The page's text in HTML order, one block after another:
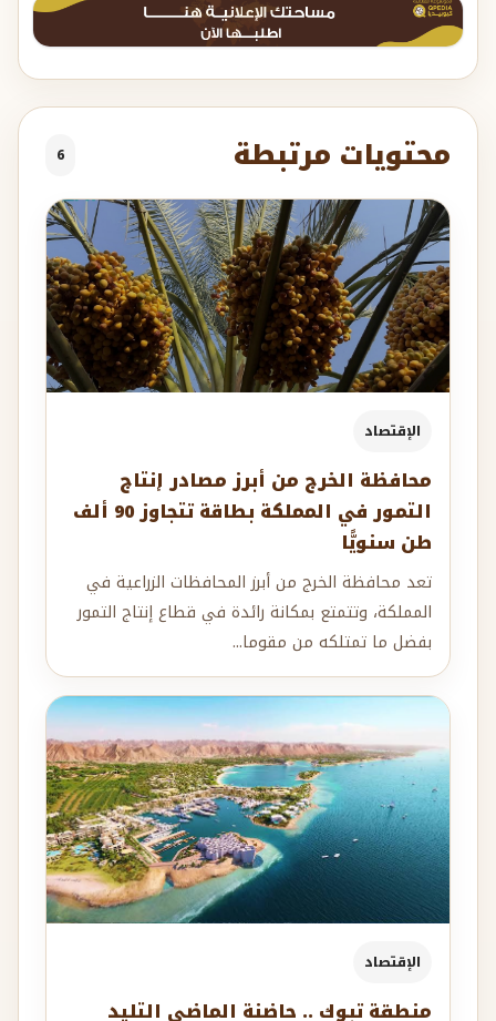
محتويات مرتبطة 6
الإقتصاد
محافظة الخرج من أبرز مصادر إنتاج
التمور في المملكة بطاقة تتجاوز 90 ألف
طن سنويًّا
تعد محافظة الخرج من أبرز المحافظات الزراعية في
المملكة، وتتمتع بمكانة رائدة في قطاع إنتاج التمور
بفضل ما تمتلكه من مقوما...
الإقتصاد
منطقة تبوك .. حاضنة الماضي التليد